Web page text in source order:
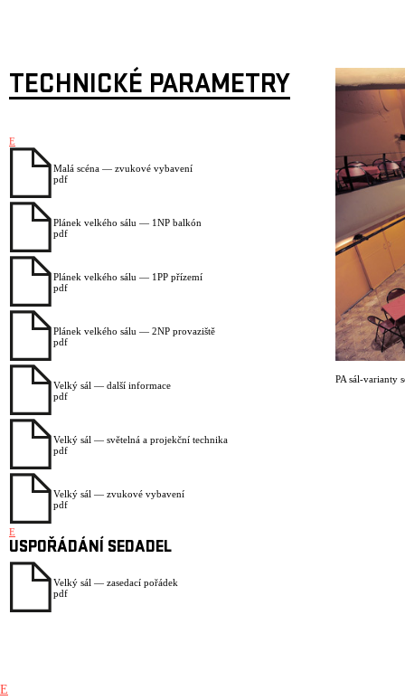
TECHNICKÉ PARAMETRY
E
Malá scéna — zvukové vybavení
pdf
Plánek velkého sálu — 1NP balkón
pdf
Plánek velkého sálu — 1PP přízemí
pdf
Plánek velkého sálu — 2NP provaziště
pdf
Velký sál — další informace
pdf
Velký sál — světelná a projekční technika
pdf
Velký sál — zvukové vybavení
pdf
E
USPOŘÁDÁNÍ SEDADEL
Velký sál — zasedací pořádek
pdf
PA sál-varianty
E